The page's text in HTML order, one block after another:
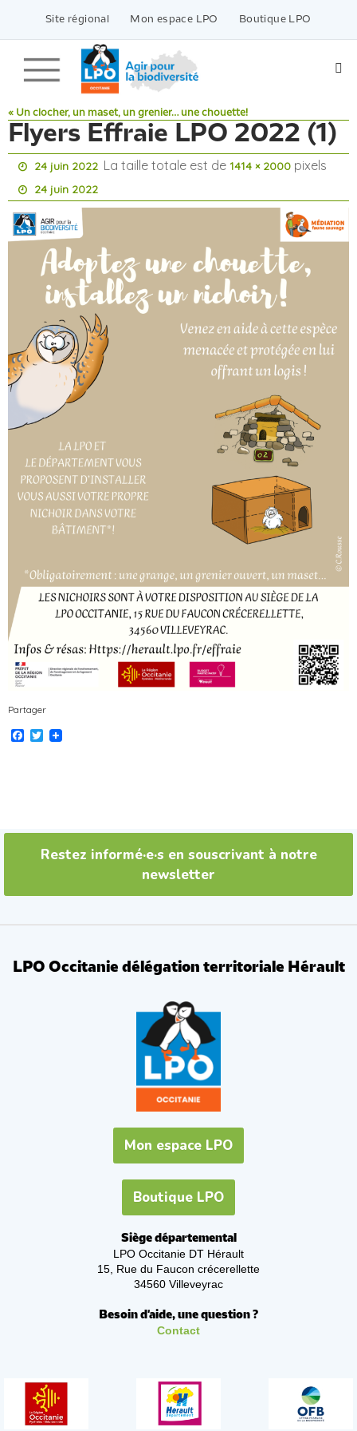
contenu
Site régional Mon espace LPO Boutique LPO
« Un clocher, un maset, un grenier… une chouette!
Flyers Effraie LPO 2022 (1)
24 juin 2022 La taille totale est de1414 × 2000 pixels
24 juin 2022
Partager
Facebook
Twitter
Restez informé·e·s en souscrivant à notre
newsletter
LPO Occitanie délégation territoriale Hérault
Mon espace LPO
Boutique LPO
Siège départemental
LPO Occitanie DT Hérault
15, Rue du Faucon crécerellette
34560 Villeveyrac
Besoin d'aide, une question ?
Contact